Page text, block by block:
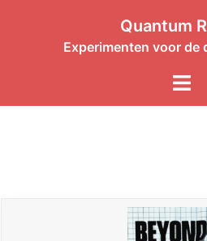
Quantum
Experimenten voor de